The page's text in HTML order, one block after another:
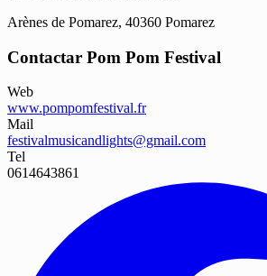
Arènes de Pomarez, 40360 Pomarez
Contactar Pom Pom Festival
Web
www.pompomfestival.fr
Mail
festivalmusicandlights@gmail.com
Tel
0614643861